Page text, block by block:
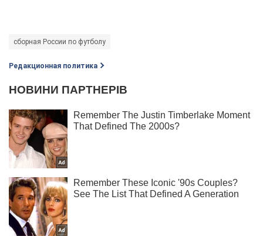
сборная России по футболу
Редакционная политика